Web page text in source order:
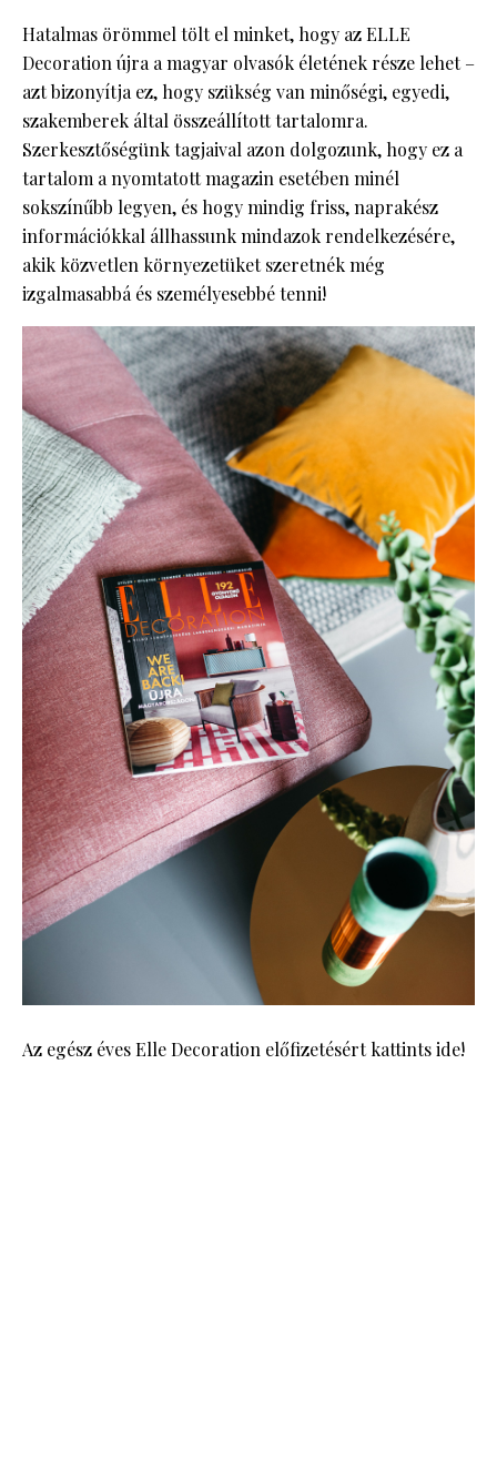
Hatalmas örömmel tölt el minket, hogy az ELLE
Decoration újra a magyar olvasók életének része lehet –
azt bizonyítja ez, hogy szükség van minőségi, egyedi,
szakemberek által összeállított tartalomra.
Szerkesztőségünk tagjaival azon dolgozunk, hogy ez a
tartalom a nyomtatott magazin esetében minél
sokszínűbb legyen, és hogy mindig friss, naprakész
információkkal állhassunk mindazok rendelkezésére,
akik közvetlen környezetüket szeretnék még
izgalmasabbá és személyesebbé tenni!
Az egész éves Elle Decoration előfizetésért kattints ide!